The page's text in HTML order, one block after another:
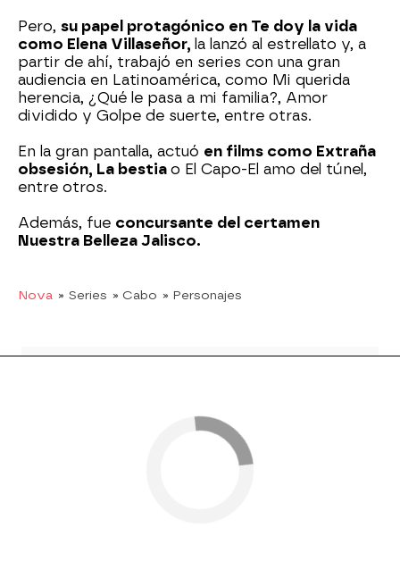
Pero, su papel protagónico en Te doy la vida
como Elena Villaseñor, la lanzó al estrellato y, a
partir de ahí, trabajó en series con una gran
audiencia en Latinoamérica, como Mi querida
herencia, ¿Qué le pasa a mi familia?, Amor
dividido y Golpe de suerte, entre otras.
En la gran pantalla, actuó en films como Extraña
obsesión, La bestia o El Capo-El amo del túnel,
entre otros.
Además, fue concursante del certamen
Nuestra Belleza Jalisco.
Nova » Series » Cabo » Personajes